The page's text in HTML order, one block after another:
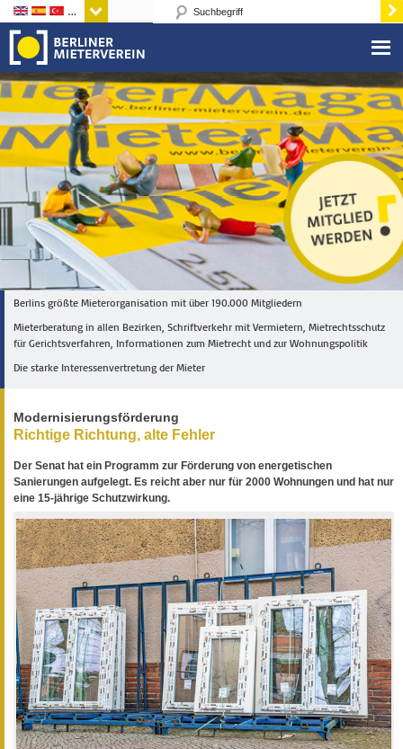
Sprachen
Berlins größte Mieterorganisation mit über 190.000 Mitgliedern
Mieterberatung in allen Bezirken, Schriftverkehr mit Vermietern, Mietrechtsschutz
für Gerichtsverfahren, Informationen zum Mietrecht und zur Wohnungspolitik
Die starke Interessenvertretung der Mieter
Modernisierungsförderung
Richtige Richtung, alte Fehler
Der Senat hat ein Programm zur Förderung von energetischen
Sanierungen aufgelegt. Es reicht aber nur für 2000 Wohnungen und hat nur
eine 15-jährige Schutzwirkung.